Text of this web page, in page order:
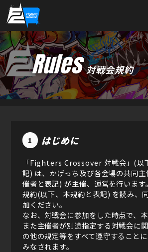
Rules 対戦会規約
1 はじめに
「Fighters Crossover 対戦会」(以
記) は、かげっち及び各会場の共同
催者と表記) が主催、運営を行います
規約(以下、本規約と表記) を読み、
加ください。
なお、対戦会に参加をした時点で、本
また主催者が別途指定する対戦会に
の他の規定等をすべて遵守すること
みなされます。